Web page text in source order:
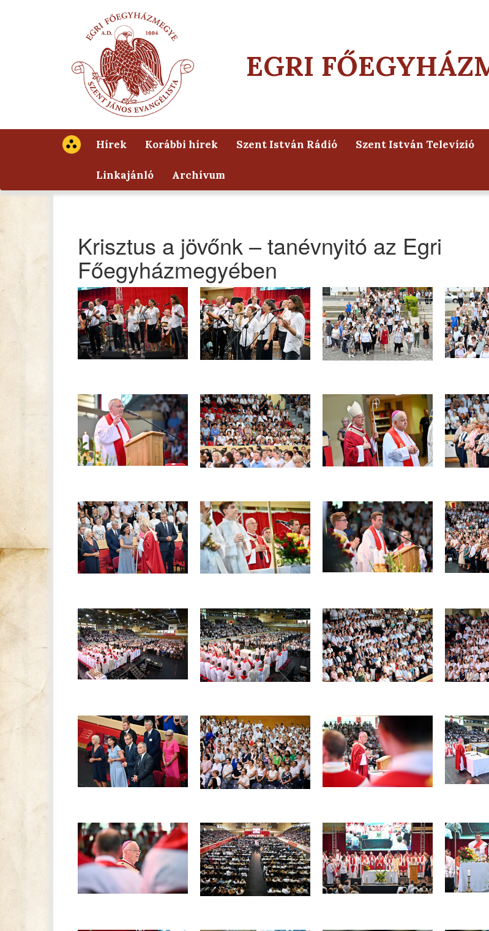
EGRI
Hírek Korábbi hírek Szent István Rádió Szent István Televízió
Linkajánló Archívum
Krisztus a jövőnk – tanévnyitó az Egri
Főegyházmegyében